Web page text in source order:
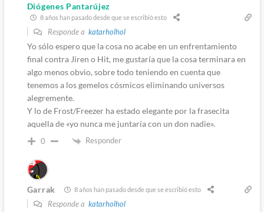
Diógenes Pantarújez
8 años han pasado desde que se escribió esto
Responde a katarholhol
Yo sólo espero que la cosa no acabe en un enfrentamiento
final contra Jiren o Hit, me gustaría que la cosa terminara en
algo menos obvio, sobre todo teniendo en cuenta que
tenemos a los gemelos cósmicos eliminando universos
alegremente.
Y lo de Frost/Freezer ha estado elegante por la frasecita
aquella de «yo nunca me juntaría con un don nadie».
0 Responder
Garrak 8 años han pasado desde que se escribió esto
Responde a katarholhol